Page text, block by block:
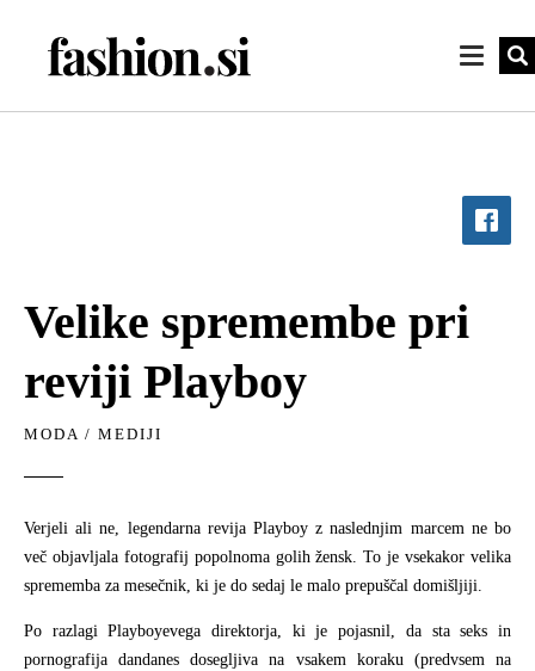
Velike spremembe pri
reviji Playboy
MODA / MEDIJI
Verjeli ali ne, legendarna revija Playboy z naslednjim marcem ne bo
več objavljala fotografij popolnoma golih žensk. To je vsekakor velika
sprememba za mesečnik, ki je do sedaj le malo prepuščal domišljiji.
Po razlagi Playboyevega direktorja, ki je pojasnil, da sta seks in
pornografija dandanes dosegljiva na vsakem koraku (predvsem na